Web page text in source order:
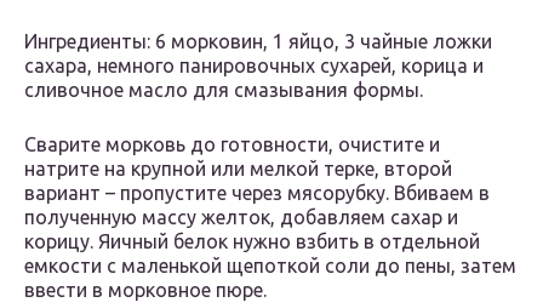
Ингредиенты: 6 морковин, 1 яйцо, 3 чайные ложки
сахара, немного панировочных сухарей, корица и
сливочное масло для смазывания формы.
Сварите морковь до готовности, очистите и
натрите на крупной или мелкой терке, второй
вариант – пропустите через мясорубку. Вбиваем в
полученную массу желток, добавляем сахар и
корицу. Яичный белок нужно взбить в отдельной
емкости с маленькой щепоткой соли до пены, затем
ввести в морковное пюре.